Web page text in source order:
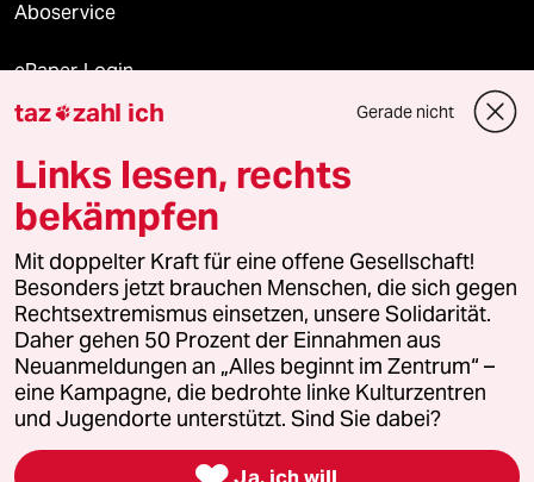
Aboservice
ePaper Login
Downloads für Abonnierende
© 2026 taz Verlags und Vertriebs GmbH
Alle Rechte vorbehalten. Bei rechtlichen Fragen oder für Genehmigungen
wenden Sie sich bitte an
lizenzen@taz.de
Feedback Redaktionsstatut Kommune-Richtlinien
Leitlinie Informant Datenschutz Impressum AGB
Seitenwende Einwilligungen widerrufen (Ads)
taz zahl ich Gerade nicht
Links lesen, rechts
bekämpfen
Mit doppelter Kraft für eine offene Gesellschaft!
Besonders jetzt brauchen Menschen, die sich gegen
Rechtsextremismus einsetzen, unsere Solidarität.
Daher gehen 50 Prozent der Einnahmen aus
Neuanmeldungen an „Alles beginnt im Zentrum“ –
eine Kampagne, die bedrohte linke Kulturzentren
und Jugendorte unterstützt. Sind Sie dabei?
Ja, ich will